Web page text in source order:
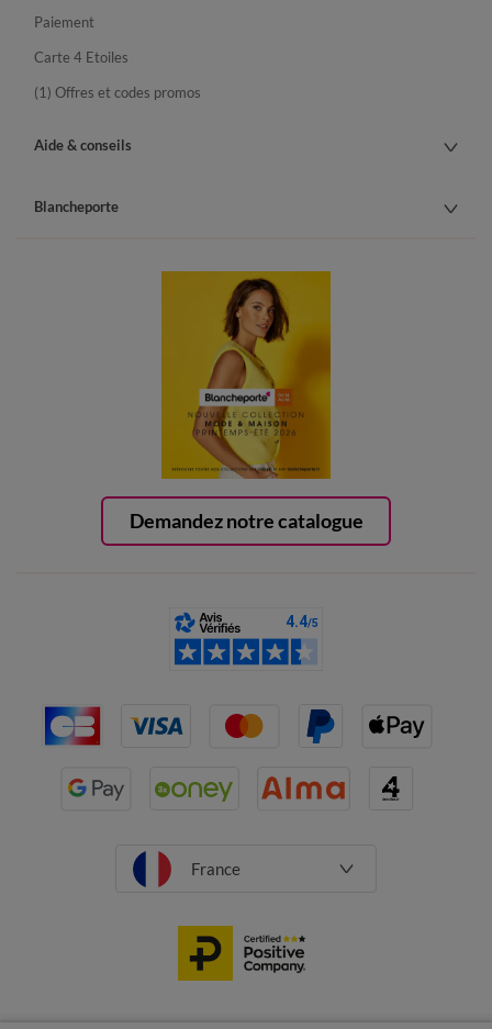
Demandez notre catalogue
Paiement
Carte 4 Etoiles
(1) Offres et codes promos
Aide & conseils
Blancheporte
France